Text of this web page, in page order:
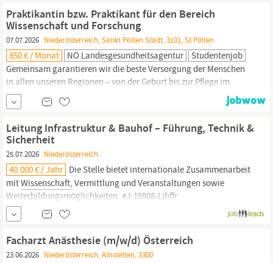
Präsentationsmaterialien. Überzeugt...
Praktikantin bzw. Praktikant für den Bereich
Wissenschaft und Forschung
07.07.2026 Niederösterreich, Sankt Pölten Stadt, 3101, St Pölten
850 € / Monat NÖ Landesgesundheitsagentur
Studentenjob
Gemeinsam garantieren wir die beste Versorgung der Menschen
in allen unseren Regionen – von der Geburt bis zur Pflege im
hohen Alter. Für die NÖ Landesgesundheitsagentur suchen wir für
das Wintersemester 2026/2027 eine Praktikantin bzw. einen
(Dienstort St. Pölten)
Leitung Infrastruktur & Bauhof – Führung, Technik &
Sicherheit
25.07.2026 Niederösterreich
40.000 € / Jahr Die Stelle bietet internationale Zusammenarbeit
mitWissenschaft, Vermittlung und Veranstaltungen sowie
Weiterbildungsmöglichkeiten. #J-18808-Ljbffr
Facharzt Anästhesie (m/w/d) Österreich
23.06.2026 Niederösterreich, Amstetten, 3300